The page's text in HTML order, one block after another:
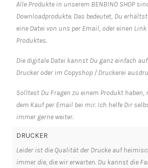
Alle Produkte in unserem BENBINO SHOP
Downloadprodukte. Das bedeutet, Du
eine Datei von uns per Email, oder einen
Produktes.
Die digitale Datei kannst Du ganz einfach
Drucker oder im Copyshop / Druckerei
Solltest Du Fragen zu einem Produkt haben,
dem Kauf per Email bei mir. Ich helfe Dir
immer gerne weiter.
DRUCKER
Leider ist die Qualität der Drucke auf
immer die, die wir erwarten. Du kannst die